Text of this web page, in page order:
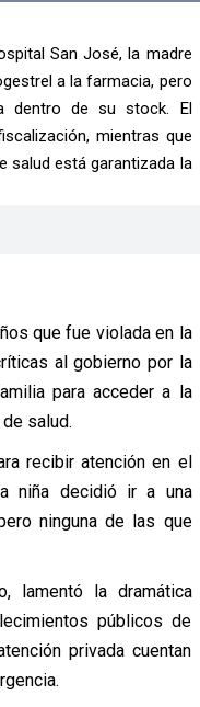
San José, la madre
a la farmacia, pero
dentro de su stock. El
mientras que
salud está garantizada la
que fue violada en la
al gobierno por la
para acceder a la
salud.
recibir atención en el
niña decidió ir a una
ninguna de las que
lamentó la dramática
públicos de
privada cuentan